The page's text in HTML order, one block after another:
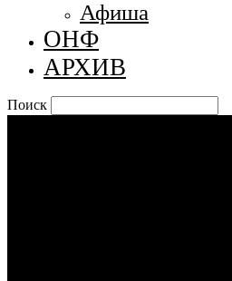
Афиша
ОНФ
АРХИВ
Поиск